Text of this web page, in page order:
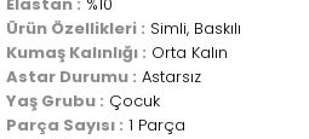
Elastan : %10
Ürün Özellikleri : Simli, Baskılı
Kumaş Kalınlığı : Orta Kalın
Astar Durumu : Astarsız
Yaş Grubu : Çocuk
Parça Sayısı : 1 Parça